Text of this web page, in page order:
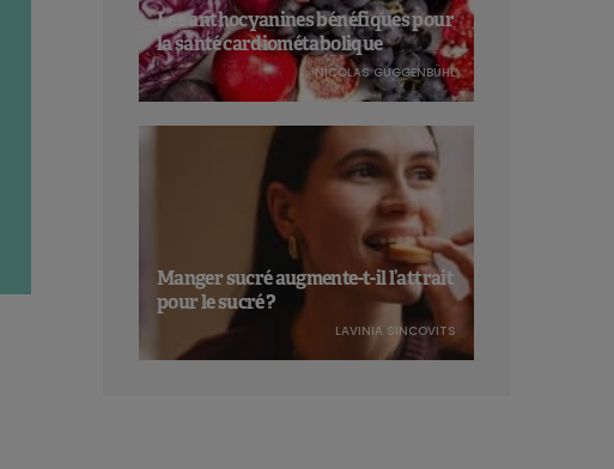
Les anthocyanines bénéfiques pour
la santé cardiométabolique
NICOLAS GUGGENBÜHL
Manger sucré augmente-t-il l’attrait
pour le sucré ?
LAVINIA SINCOVITS